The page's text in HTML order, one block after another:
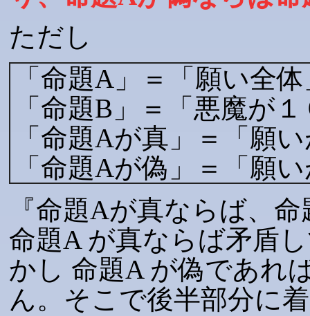
ただし
「命題A」＝「願い全
「命題B」＝「悪魔が
「命題Aが真」＝「願
「命題Aが偽」＝「願
『命題Aが真ならば、
命題A が真ならば矛盾
かし 命題A が偽であれ
ん。そこで後半部分に